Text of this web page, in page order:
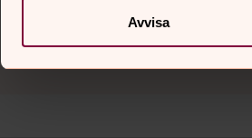
Avvisa